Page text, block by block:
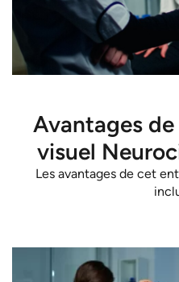
Avantages
visuel
Les avantages de cet